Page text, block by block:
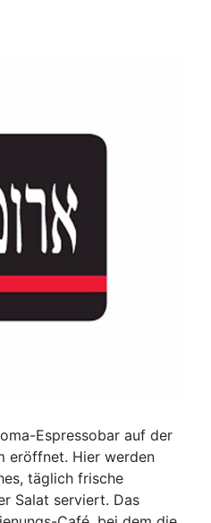
Espressobar auf der
eröffnet. Hier werden
täglich frische
Salat serviert. Das